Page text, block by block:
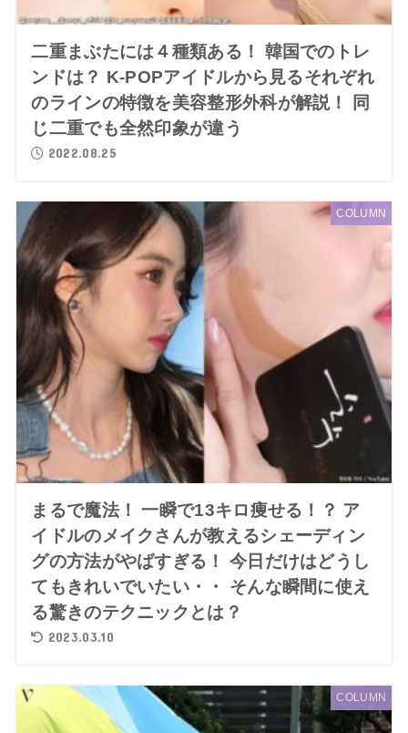
二重まぶたには４種類ある！ 韓国でのトレ
ンドは？ K-POPアイドルから見るそれぞれ
のラインの特徴を美容整形外科が解説！ 同
じ二重でも全然印象が違う
2022.08.25
COLUMN
まるで魔法！ 一瞬で13キロ痩せる！？ ア
イドルのメイクさんが教えるシェーディン
グの方法がやばすぎる！ 今日だけはどうし
てもきれいでいたい・・ そんな瞬間に使え
る驚きのテクニックとは？
2023.03.10
COLUMN